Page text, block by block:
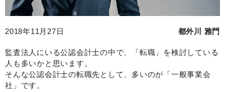
2018年11月27日 都外川 雅門
監査法人にいる公認会計士の中で、「転職」を検討している
人も多いかと思います。
そんな公認会計士の転職先として、多いのが「一般事業会
社」です。